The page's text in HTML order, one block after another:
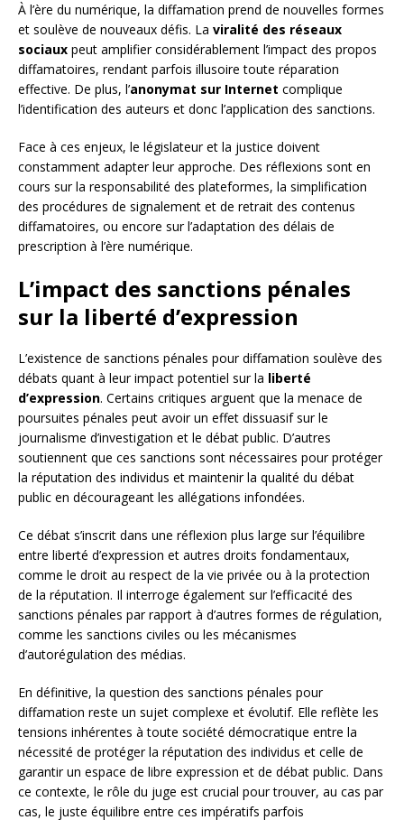
À l’ère du numérique, la diffamation prend de nouvelles formes
et soulève de nouveaux défis. La viralité des réseaux
sociaux peut amplifier considérablement l’impact des propos
diffamatoires, rendant parfois illusoire toute réparation
effective. De plus, l’anonymat sur Internet complique
l’identification des auteurs et donc l’application des sanctions.
Face à ces enjeux, le législateur et la justice doivent
constamment adapter leur approche. Des réflexions sont en
cours sur la responsabilité des plateformes, la simplification
des procédures de signalement et de retrait des contenus
diffamatoires, ou encore sur l’adaptation des délais de
prescription à l’ère numérique.
L’impact des sanctions pénales
sur la liberté d’expression
L’existence de sanctions pénales pour diffamation soulève des
débats quant à leur impact potentiel sur la liberté
d’expression. Certains critiques arguent que la menace de
poursuites pénales peut avoir un effet dissuasif sur le
journalisme d’investigation et le débat public. D’autres
soutiennent que ces sanctions sont nécessaires pour protéger
la réputation des individus et maintenir la qualité du débat
public en décourageant les allégations infondées.
Ce débat s’inscrit dans une réflexion plus large sur l’équilibre
entre liberté d’expression et autres droits fondamentaux,
comme le droit au respect de la vie privée ou à la protection
de la réputation. Il interroge également sur l’efficacité des
sanctions pénales par rapport à d’autres formes de régulation,
comme les sanctions civiles ou les mécanismes
d’autorégulation des médias.
En définitive, la question des sanctions pénales pour
diffamation reste un sujet complexe et évolutif. Elle reflète les
tensions inhérentes à toute société démocratique entre la
nécessité de protéger la réputation des individus et celle de
garantir un espace de libre expression et de débat public. Dans
ce contexte, le rôle du juge est crucial pour trouver, au cas par
cas, le juste équilibre entre ces impératifs parfois